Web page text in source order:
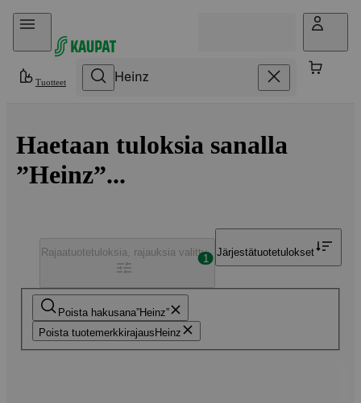
Hyppää sisältöön
Tuotteet
Haetaan tuloksia sanalla
”Heinz”...
Poista hakusana Heinz
Poista tuotemerkkirajaus Heinz
Rajaatuotetuloksia, rajauksia valittu
1
Järjestätuotetulokset